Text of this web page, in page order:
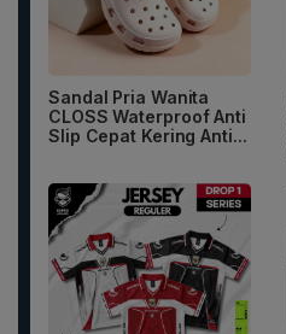
Sandal Pria Wanita
CLOSS Waterproof Anti
Slip Cepat Kering Anti...